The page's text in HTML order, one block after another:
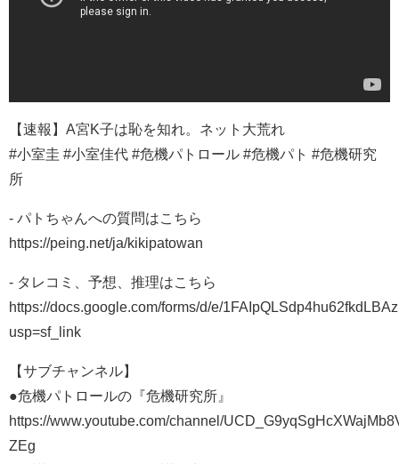
【速報】A宮K子は恥を知れ。ネット大荒れ
#小室圭 #小室佳代 #危機パトロール #危機パト #危機研究
所
- パトちゃんへの質問はこちら
https://peing.net/ja/kikipatowan
- タレコミ、予想、推理はこちら
https://docs.google.com/forms/d/e/
usp=sf_link
【サブチャンネル】
●危機パトロールの『危機研究所』
https://www.youtube.com/channel/
ZEg